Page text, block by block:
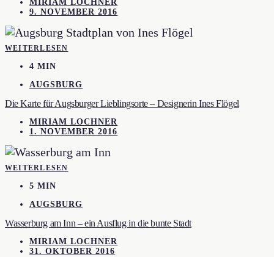
MIRIAM LOCHNER
9. NOVEMBER 2016
WEITERLESEN
4 MIN
AUGSBURG
Die Karte für Augsburger Lieblingsorte – Designerin Ines Flögel
MIRIAM LOCHNER
1. NOVEMBER 2016
WEITERLESEN
5 MIN
AUGSBURG
Wasserburg am Inn – ein Ausflug in die bunte Stadt
MIRIAM LOCHNER
31. OKTOBER 2016